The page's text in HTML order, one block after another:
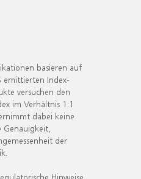
basieren auf
emittierten Index-
versuchen den
im Verhältnis 1:1
dabei keine
Genauigkeit,
der